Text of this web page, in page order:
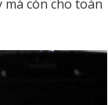
mà còn cho toàn